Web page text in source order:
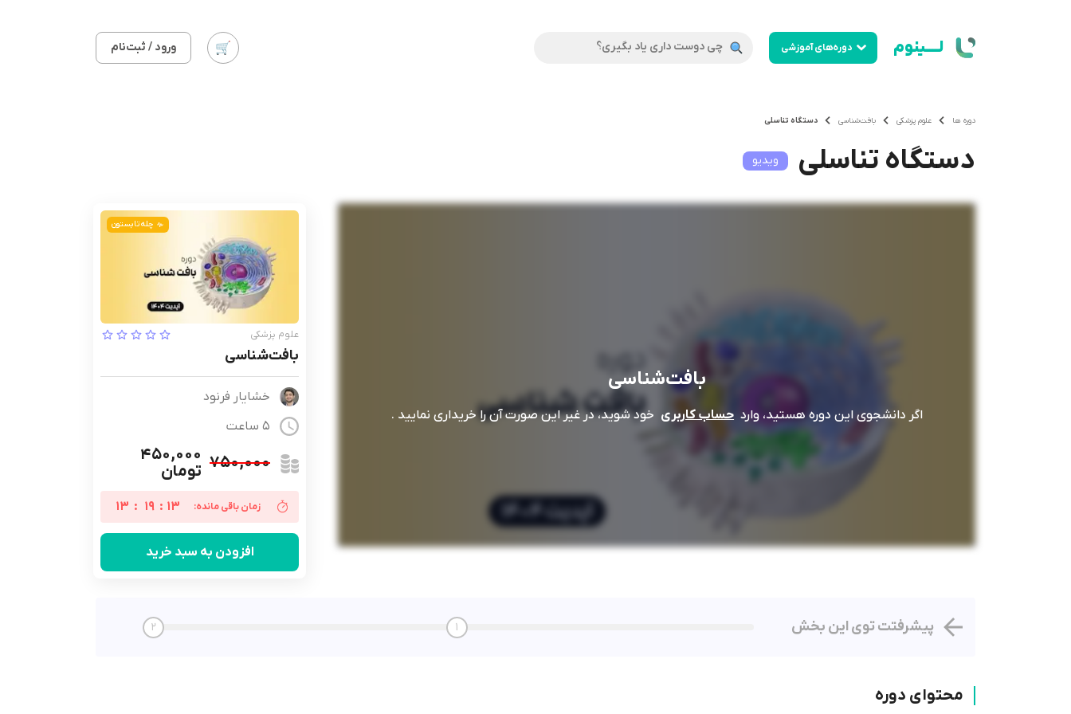
لــــینوم دوره‌های آموزشی ورود / ثبت‌نام
دوره ها علوم پزشکی بافت‌شناسی دستگاه تناسلی
دستگاه تناسلی ویدیو
بافت‌شناسی
اگر دانشجوی این دوره هستید، وارد حساب کاربری خود شوید، در غیر این صورت آن را خریداری نمایید .
چله تابستون
علوم پزشکی
بافت‌شناسی
خشایار فرنود
5 ساعت
۷۵۰,۰۰۰ ۴۵۰,۰۰۰
تومان
زمان باقی مانده: 13
:
19
:
13
افزودن به سبد خرید
پیشرفتت توی این بخش 1
2
محتوای دوره